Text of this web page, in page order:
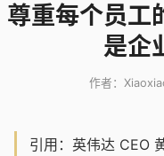
尊重每个员工
是企
作者：
引用：英伟达 CEO